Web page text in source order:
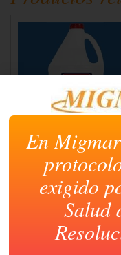
ALCOHOL
3800CC
En
exigido
Salud